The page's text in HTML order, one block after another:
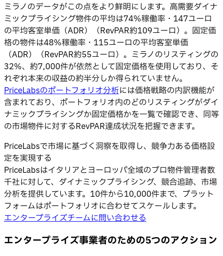
ミラノのデータがこの点をより鮮明にします。高需要ダイナ
ミックプライシング物件の平均は74%稼働率・147ユーロ
の平均客室単価（ADR）（RevPAR約109ユーロ）。固定価
格の物件は48%稼働率・115ユーロの平均客室単価
（ADR）（RevPAR約55ユーロ）。ミラノのリスティングの
32%、約7,000件が依然として固定価格を使用しており、そ
れぞれ本来の収益の約半分しか得られていません。
PriceLabsのポートフォリオ分析には価格戦略の内訳機能が
含まれており、ポートフォリオ内のどのリスティングがダイ
ナミックプライシングか固定価格かを一覧で確認でき、同等
の市場物件に対するRevPAR達成状況を把握できます。
PriceLabsで市場に基づく洞察を取得し、競争力ある価格設
定を実現する
PriceLabsはイタリアとヨーロッパ全域のプロ物件管理者数
千社に対して、ダイナミックプライシング、競合追跡、市場
分析を提供しています。10件から10,000件まで、プラット
フォームはポートフォリオに合わせてスケールします。
エンタープライズチームに問い合わせる
エンタープライズ事業者のための5つのアクション